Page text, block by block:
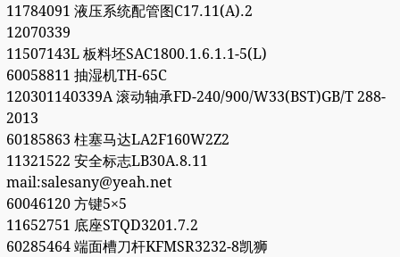
11784091 液压系统配管图C17.11(A).2
12070339
11507143L 板料坯SAC1800.1.6.1.1-5(L)
60058811 抽湿机TH-65C
120301140339A 滚动轴承FD-240/900/W33(BST)GB/T 288-
2013
60185863 柱塞马达LA2F160W2Z2
11321522 安全标志LB30A.8.11
mail:salesany@yeah.net
60046120 方键5×5
11652751 底座STQD3201.7.2
60285464 端面槽刀杆KFMSR3232-8凯狮